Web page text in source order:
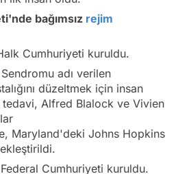
bağımsız rejim
Cumhuriyeti kuruldu.
Sendromu adı verilen
düzeltmek için insan
Alfred Blalock ve Vivien
Maryland'deki Johns Hopkins
Cumhuriyeti kuruldu.